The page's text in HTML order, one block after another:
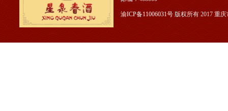
渝ICP备11006031号 版权所有 2017 重